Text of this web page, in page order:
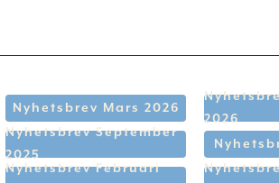
Nyhetsbrev Mars 2026
2026
Nyhetsbrev September
2025
Nyhetsbrev Februari